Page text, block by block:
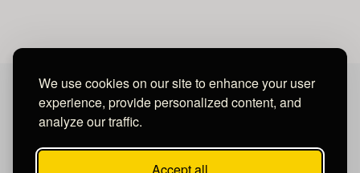
We use cookies on our site to enhance your user
experience, provide personalized content, and
analyze our traffic.
MAYA MEDIA GROUP
Ubicados en Tegucigalpa - Honduras.